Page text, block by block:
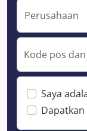
Perusahaan
Kode pos
Saya